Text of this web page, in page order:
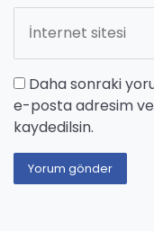
Daha sonraki
e-posta adresim
kaydedilsin.